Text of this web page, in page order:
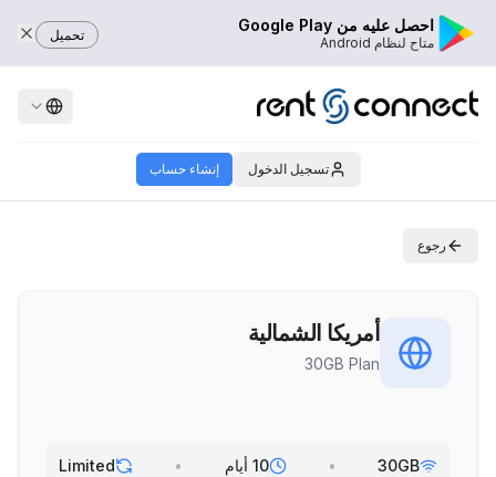
احصل عليه من Google Play
متاح لنظام Android تحميل
تسجيل الدخول إنشاء حساب
رجوع
أمريكا الشمالية
30GB Plan
30GB
• 10 أيام •
Limited